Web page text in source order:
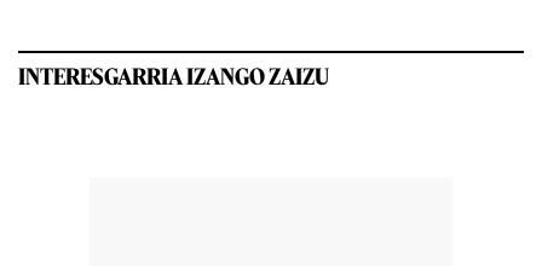
INTERESGARRIA IZANGO ZAIZU